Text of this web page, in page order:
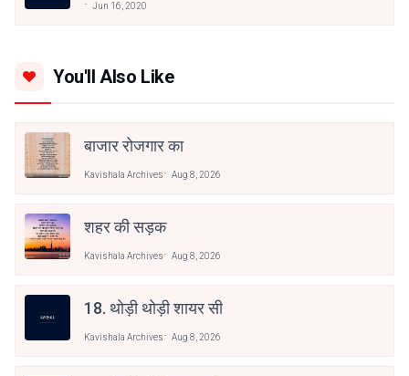
Jun 16, 2020
You'll Also Like
बाजार रोजगार का
Kavishala Archives Aug 8, 2026
शहर की सड़क
Kavishala Archives Aug 8, 2026
18. थोड़ी थोड़ी शायर सी
Kavishala Archives Aug 8, 2026